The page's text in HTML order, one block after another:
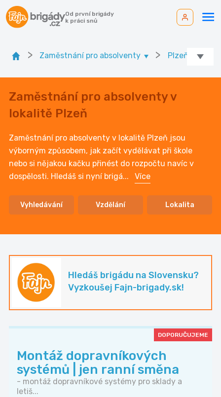
Od první brigády
k práci snů
> Zaměstnání pro absolventy > Plzeňský kr.
Zaměstnání pro absolventy v
lokalitě Plzeň
Zaměstnání pro absolventy v lokalitě Plzeň jsou
výborným způsobem, jak začít vydělávat při škole
nebo si nějakou kačku přinést do rozpočtu navíc v
dospělosti. Hledáš si nyní brigá... Více
Vyhledávání Vzdělání Lokalita
Hledáš brigádu na Slovensku?
Vyzkoušej Fajn-brigady.sk!
DOPORUČUJEME
Montáž dopravníkových
systémů | jen ranní směna
- montáž dopravníkové systémy pro sklady a
letiš...